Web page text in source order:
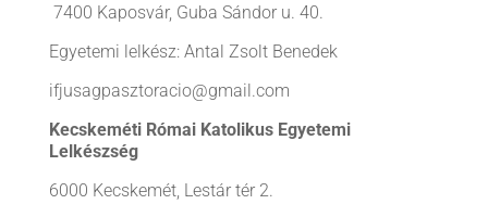
7400 Kaposvár, Guba Sándor u. 40.
Egyetemi lelkész: Antal Zsolt Benedek
ifjusagpasztoracio@gmail.com
Kecskeméti Római Katolikus Egyetemi
Lelkészség
6000 Kecskemét, Lestár tér 2.